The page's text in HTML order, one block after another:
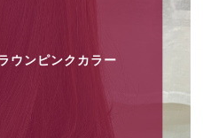
ウンピンクカラー